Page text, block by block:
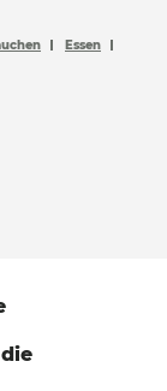
Essen
die